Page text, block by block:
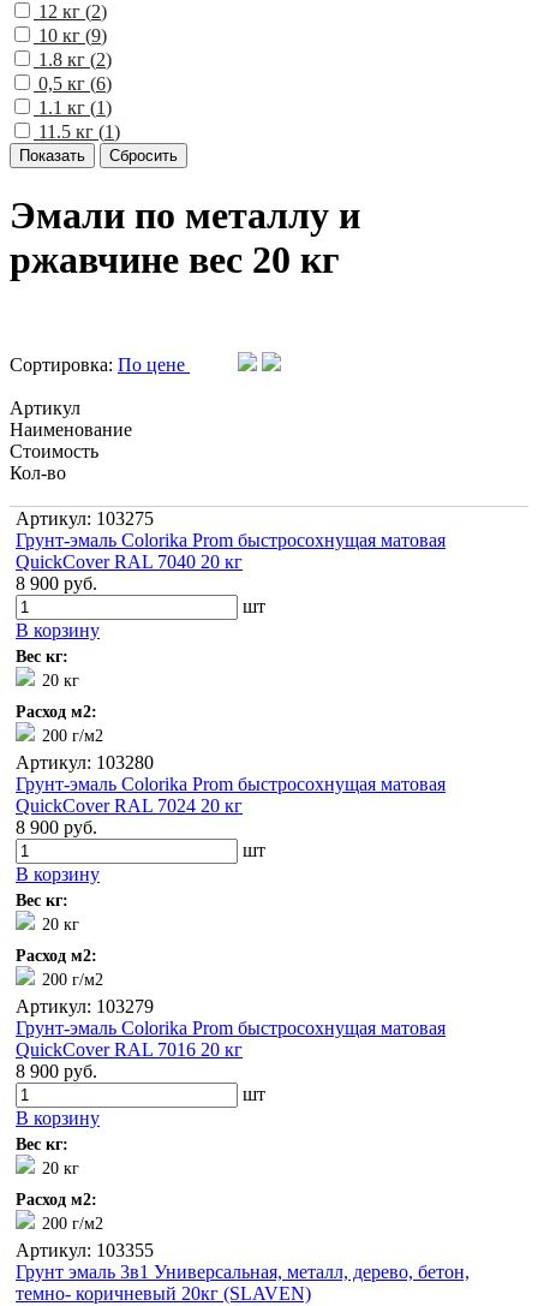
12 кг (2)
10 кг (9)
1.8 кг (2)
0,5 кг (6)
1.1 кг (1)
11.5 кг (1)
Эмали по металлу и
ржавчине вес 20 кг
Сортировка: По цене
Артикул
Наименование
Стоимость
Кол-во
Артикул: 103275
Грунт-эмаль Colorika Prom быстросохнущая матовая
QuickCover RAL 7040 20 кг
8 900 руб.
шт
В корзину
Вес кг:
20 кг
Расход м2:
200 г/м2
Артикул: 103280
Грунт-эмаль Colorika Prom быстросохнущая матовая
QuickCover RAL 7024 20 кг
8 900 руб.
шт
В корзину
Вес кг:
20 кг
Расход м2:
200 г/м2
Артикул: 103279
Грунт-эмаль Colorika Prom быстросохнущая матовая
QuickCover RAL 7016 20 кг
8 900 руб.
шт
В корзину
Вес кг:
20 кг
Расход м2:
200 г/м2
Артикул: 103355
Грунт эмаль 3в1 Универсальная, металл, дерево, бетон,
темно- коричневый 20кг (SLAVEN)